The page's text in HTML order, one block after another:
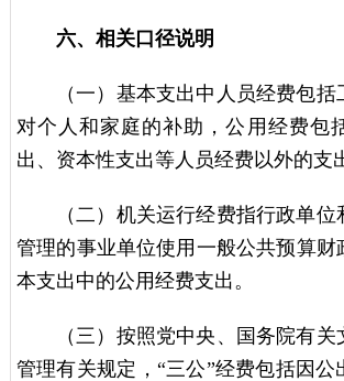
六、相关口径说明
（一）基本支出中人员经费包
对个人和家庭的补助，公用经费包
出、资本性支出等人员经费以外的支
（二）机关运行经费指行政单
管理的事业单位使用一般公共预算财
本支出中的公用经费支出。
（三）按照党中央、国务院有
管理有关规定，“三公”经费包括因公